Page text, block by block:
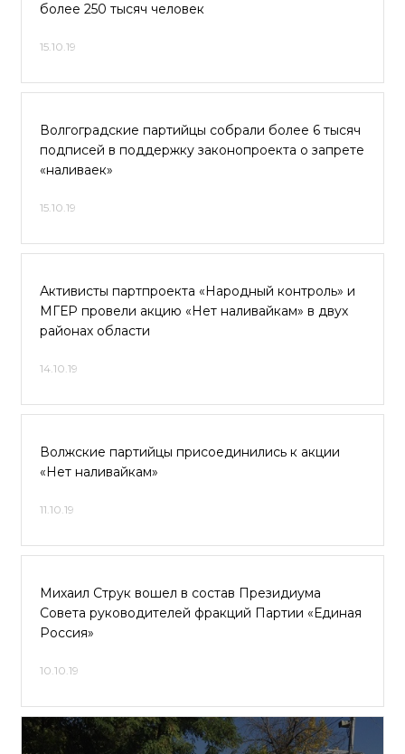
более 250 тысяч человек
15.10.19
Волгоградские партийцы собрали более 6 тысяч
подписей в поддержку законопроекта о запрете
«наливаек»
15.10.19
Активисты партпроекта «Народный контроль» и
МГЕР провели акцию «Нет наливайкам» в двух
районах области
14.10.19
Волжские партийцы присоединились к акции
«Нет наливайкам»
11.10.19
Михаил Струк вошел в состав Президиума
Совета руководителей фракций Партии «Единая
Россия»
10.10.19